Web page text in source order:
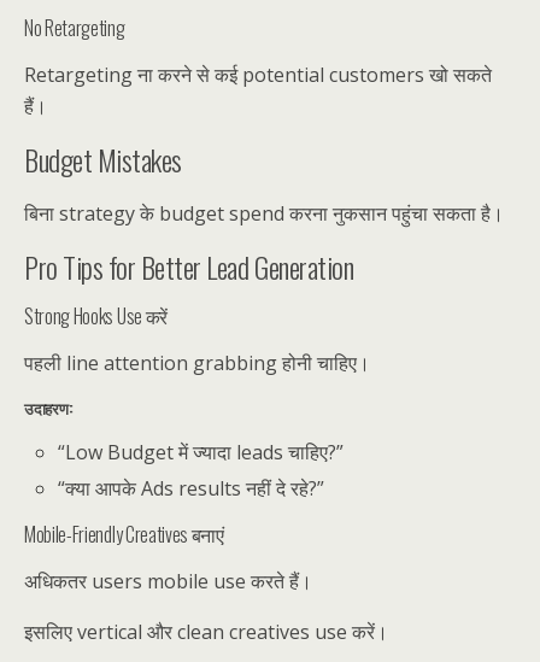
No Retargeting
Retargeting ना करने से कई potential customers खो सकते
हैं।
Budget Mistakes
बिना strategy के budget spend करना नुकसान पहुंचा सकता है।
Pro Tips for Better Lead Generation
Strong Hooks Use करें
पहली line attention grabbing होनी चाहिए।
उदाहरण:
“Low Budget में ज्यादा leads चाहिए?”
“क्या आपके Ads results नहीं दे रहे?”
Mobile-Friendly Creatives बनाएं
अधिकतर users mobile use करते हैं।
इसलिए vertical और clean creatives use करें।